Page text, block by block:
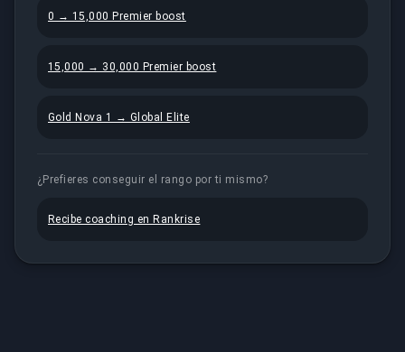
0 → 15,000 Premier boost
15,000 → 30,000 Premier boost
Gold Nova 1 → Global Elite
¿Prefieres conseguir el rango por ti mismo?
Recibe coaching en Rankrise